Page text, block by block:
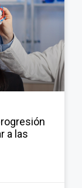
a las